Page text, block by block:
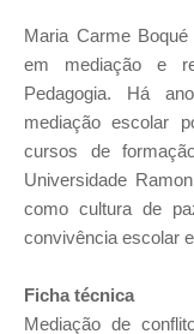
Maria Carme
em mediação e
Pedagogia. Há
mediação escolar
cursos de
Universidade
como cultura de
convivência escolar
Ficha técnica
Mediação de